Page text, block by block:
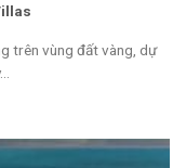
trên vùng đất vàng, dự